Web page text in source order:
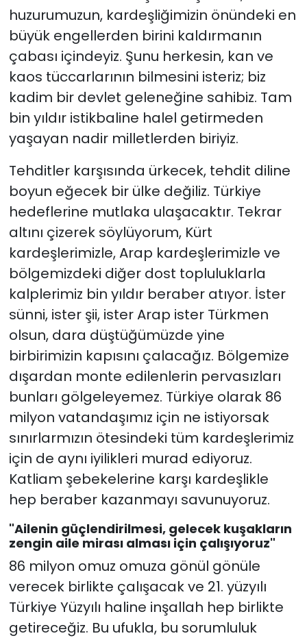
huzurumuzun, kardeşliğimizin önündeki en
büyük engellerden birini kaldırmanın
çabası içindeyiz. Şunu herkesin, kan ve
kaos tüccarlarının bilmesini isteriz; biz
kadim bir devlet geleneğine sahibiz. Tam
bin yıldır istikbaline halel getirmeden
yaşayan nadir milletlerden biriyiz.
Tehditler karşısında ürkecek, tehdit diline
boyun eğecek bir ülke değiliz. Türkiye
hedeflerine mutlaka ulaşacaktır. Tekrar
altını çizerek söylüyorum, Kürt
kardeşlerimizle, Arap kardeşlerimizle ve
bölgemizdeki diğer dost topluluklarla
kalplerimiz bin yıldır beraber atıyor. İster
sünni, ister şii, ister Arap ister Türkmen
olsun, dara düştüğümüzde yine
birbirimizin kapısını çalacağız. Bölgemize
dışardan monte edilenlerin pervasızları
bunları gölgeleyemez. Türkiye olarak 86
milyon vatandaşımız için ne istiyorsak
sınırlarmızın ötesindeki tüm kardeşlerimiz
için de aynı iyilikleri murad ediyoruz.
Katliam şebekelerine karşı kardeşlikle
hep beraber kazanmayı savunuyoruz.
"Ailenin güçlendirilmesi, gelecek kuşakların
zengin aile mirası alması için çalışıyoruz"
86 milyon omuz omuza gönül gönüle
verecek birlikte çalışacak ve 21. yüzyılı
Türkiye Yüzyılı haline inşallah hep birlikte
getireceğiz. Bu ufukla, bu sorumluluk